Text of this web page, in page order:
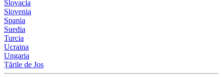
Slovacia
Slovenia
Spania
Suedia
Turcia
Ucraina
Ungaria
Țările de Jos